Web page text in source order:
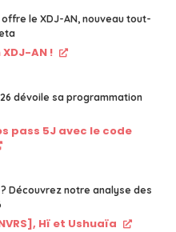
le XDJ-AN, nouveau tout-
AN !
dévoile sa programmation
pass 5J avec le code
Découvrez notre analyse des
Hï et Ushuaïa